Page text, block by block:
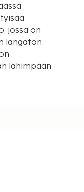
jossa on
langaton
lähimpään